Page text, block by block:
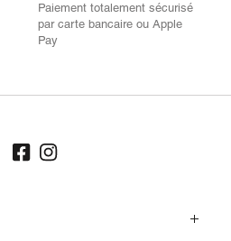
Paiement totalement sécurisé
par carte bancaire ou Apple
Pay